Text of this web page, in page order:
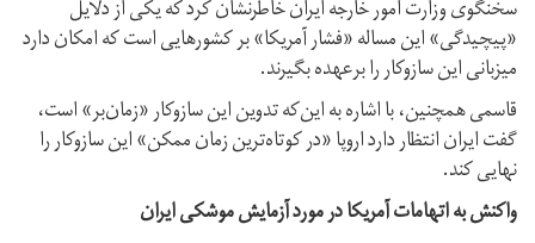
سخنگوی وزارت امور خارجه ایران خاطرنشان کرد که یکی از دلایل
«پیچیدگی» این مساله «فشار آمریکا» بر کشورهایی است که امکان دارد
میزبانی این ساز‌و‌کار را برعهده بگیرند.
قاسمی همچنین، با اشاره به این‌که تدوین این ساز‌و‌کار «زمان‌بر» است،
گفت ایران انتظار دارد اروپا «در کوتاه‌ترین زمان ممکن»‌ این ساز‌و‌کار را
نهایی کند.
واکنش به اتهامات آمریکا در مورد آزمایش موشکی ایران